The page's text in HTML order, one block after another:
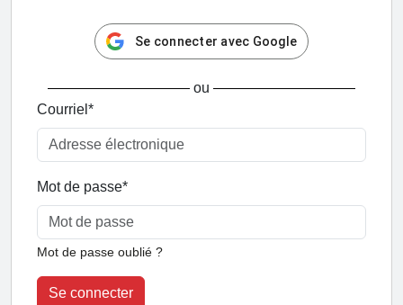
Se connecter avec Google
ou
Courriel *
Mot de passe*
Mot de passe oublié ?
Se connecter